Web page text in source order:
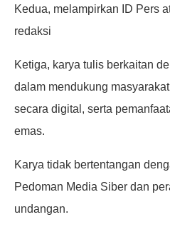
Kedua, melampirkan ID Pers
redaksi
Ketiga, karya tulis berkaitan
dalam mendukung
secara digital, serta
emas.
Karya tidak bertentangan
Pedoman Media Siber dan
undangan.